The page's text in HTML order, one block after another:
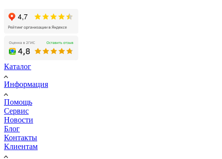
Каталог
Информация
Помощь
Сервис
Новости
Блог
Контакты
Клиентам